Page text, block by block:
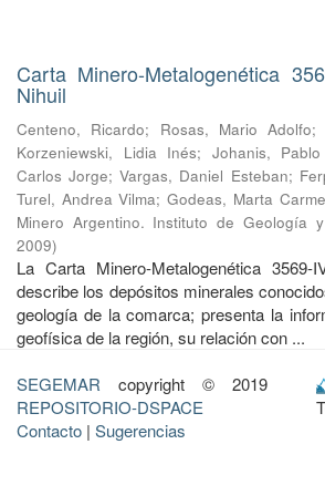
Carta Minero-Metalogenética
Nihuil
Centeno, Ricardo; Rosas, Mario Adolfo;
Korzeniewski, Lidia Inés; Johanis,
Carlos Jorge;Vargas, Daniel Esteban;
Turel, Andrea Vilma;Godeas, Marta
Minero Argentino. Instituto de Geología
2009)
La Carta Minero-Metalogenética
describe los depósitos minerales
geología de la comarca; presenta la
geofísica de la región, su relación con ...
SEGEMAR copyright © 2019
REPOSITORIO-DSPACE
Contacto | Sugerencias